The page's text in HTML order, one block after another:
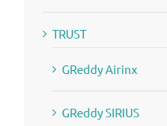
TRUST
GReddy Airinx
GReddy SIRIUS